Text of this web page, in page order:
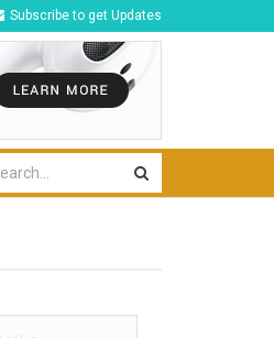
Subscribe to get Updates